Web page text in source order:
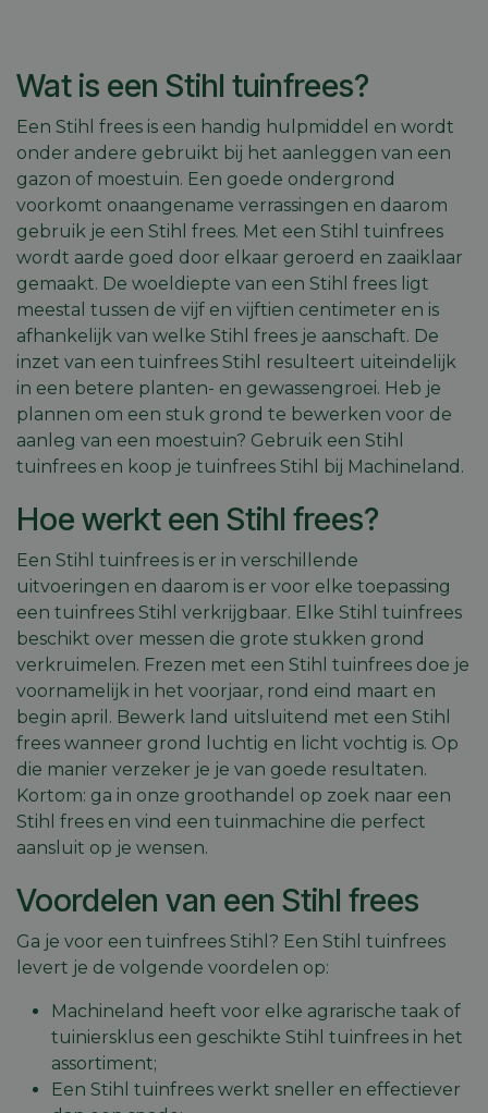
Wat is een Stihl tuinfrees?
Een Stihl frees is een handig hulpmiddel en wordt
onder andere gebruikt bij het aanleggen van een
gazon of moestuin. Een goede ondergrond
voorkomt onaangename verrassingen en daarom
gebruik je een Stihl frees. Met een Stihl tuinfrees
wordt aarde goed door elkaar geroerd en zaaiklaar
gemaakt. De woeldiepte van een Stihl frees ligt
meestal tussen de vijf en vijftien centimeter en is
afhankelijk van welke Stihl frees je aanschaft. De
inzet van een tuinfrees Stihl resulteert uiteindelijk
in een betere planten- en gewassengroei. Heb je
plannen om een stuk grond te bewerken voor de
aanleg van een moestuin? Gebruik een Stihl
tuinfrees en koop je tuinfrees Stihl bij Machineland.
Hoe werkt een Stihl frees?
Een Stihl tuinfrees is er in verschillende
uitvoeringen en daarom is er voor elke toepassing
een tuinfrees Stihl verkrijgbaar. Elke Stihl tuinfrees
beschikt over messen die grote stukken grond
verkruimelen. Frezen met een Stihl tuinfrees doe je
voornamelijk in het voorjaar, rond eind maart en
begin april. Bewerk land uitsluitend met een Stihl
frees wanneer grond luchtig en licht vochtig is. Op
die manier verzeker je je van goede resultaten.
Kortom: ga in onze groothandel op zoek naar een
Stihl frees en vind een tuinmachine die perfect
aansluit op je wensen.
Voordelen van een Stihl frees
Ga je voor een tuinfrees Stihl? Een Stihl tuinfrees
levert je de volgende voordelen op:
Machineland heeft voor elke agrarische taak of
tuiniersklus een geschikte Stihl tuinfrees in het
assortiment;
Een Stihl tuinfrees werkt sneller en effectiever